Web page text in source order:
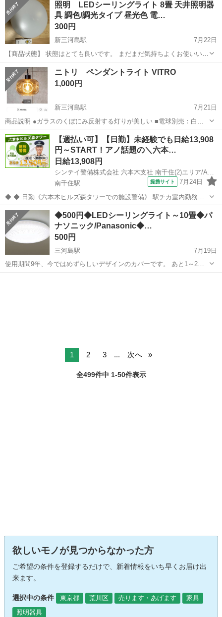
談ください。 ※ご都合が合う方を優先させていただきます。（早い者
勝ちではありません。...
照明 LEDシーリングライト 8畳 天井照明器
具 調色/調光タイプ 昼光色 電…
300円
新三河島駅
7月22日
【商品状態】 状態はとても良いです。 まだまだ気持ちよくお使いいた
だけます。 【受け渡し場所】 自宅 【受け渡し日時】 本日以降でご相
談ください。 ※ご都合が合う方を優先させていただきます。（早い者
勝ちではありません。...
東京 荒川区 新三河島駅 照明器具
ニトリ ペンダントライト VITRO
1,000円
新三河島駅
7月21日
商品説明 ●ガラスのくぼにみ反射する灯りが美しい ■電球別売：白熱
電球・LED電球・電球型蛍光灯 ■口金：E26口金60W相当以下 ■コード
の長さ(約)：1m ■調光機能が付いた壁スイッチでのご利用はお控えく
ださい。 ※...
東京 荒川区 新三河島駅 照明器具
【週払い可】【日勤】未経験でも日給13,908
円～START！アノ話題の＼六本…
日給13,908円
シンテイ警備株式会社 六本木支社 南千住(2)エリア/A3203200117
南千住駅
提携サイト 7月24日
◆ ◆ 日勤《六本木ヒルズ森タワーでの施設警備》 駅チカ室内勤務で
年中快適！ 日勤のみ＆週3日～OKだから プライベートも大事にしなが
ら働けます！ 六本木駅直結だから お仕事帰りに遊びに行くのにも便利
♪ ＼未経験スター...
東京 荒川区 南千住駅
◆500円◆LEDシーリングライト～10畳◆パ
ナソニック/Panasonic◆…
500円
三河島駅
7月19日
使用期間9年、今ではめずらしいデザインのカバーです。 あと1～2年
位は使用できると思います。 取り外すときに、1か所割ってしまいま
1 2 3 ... 次へ
全499件中 1-50件表示
欲しいモノが見つからなかった方
ご希望の条件を登録するだけで、新着情報をいち早くお届け出
来ます。
選択中の条件 東京都 荒川区 売ります・あげます
家具
照明器具